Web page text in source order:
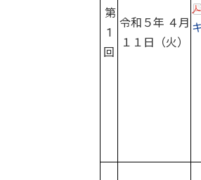
第
1
回
令和５年 ４月
１１日（火）